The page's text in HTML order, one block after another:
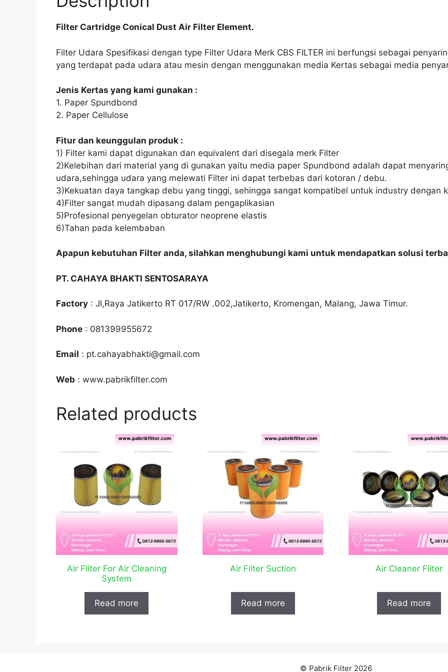
Filter Cartridge Conical Dust Air Filter Element.
Filter Udara Spesifikasi dengan type Filter Udara Merk CBS FILTER ini berfungsi sebagai
yang terdapat pada udara atau mesin dengan menggunakan media Kertas sebagai media
Jenis Kertas yang kami gunakan :
1. Paper Spundbond
2. Paper Cellulose
Fitur dan keunggulan produk :
1) Filter kami dapat digunakan dan equivalent dari disegala merk Filter
2)Kelebihan dari material yang di gunakan yaitu media paper Spundbond adalah dapat
udara,sehingga udara yang melewati Filter ini dapat terbebas dari kotoran / debu.
3)Kekuatan daya tangkap debu yang tinggi, sehingga sangat kompatibel untuk industry dengan
4)Filter sangat mudah dipasang dalam pengaplikasian
5)Profesional penyegelan obturator neoprene elastis
6)Tahan pada kelembaban
Apapun kebutuhan Filter anda, silahkan menghubungi kami untuk mendapatkan solusi
PT. CAHAYA BHAKTI SENTOSARAYA
Factory : Jl,Raya Jatikerto RT 017/RW .002,Jatikerto, Kromengan, Malang, Jawa Timur.
Phone : 081399955672
Email : pt.cahayabhakti@gmail.com
Web : www.pabrikfilter.com
Related products
Air Filter For Air Cleaning
System
Read more
Air Filter Suction
Read more
Air Cleaner Filter
Read more
© Pabrik Filter 2026